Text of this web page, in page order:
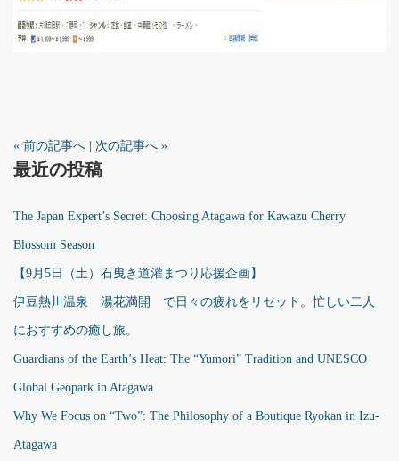
« 前の記事へ 次の記事へ »
最近の投稿
The Japan Expert’s Secret: Choosing Atagawa for Kawazu Cherry
Blossom Season
【9月5日（土）石曳き道灌まつり応援企画】
伊豆熱川温泉 湯花満開 で日々の疲れをリセット。忙しい二人
におすすめの癒し旅。
Guardians of the Earth’s Heat: The “Yumori” Tradition and UNESCO
Global Geopark in Atagawa
Why We Focus on “Two”: The Philosophy of a Boutique Ryokan in Izu-
Atagawa